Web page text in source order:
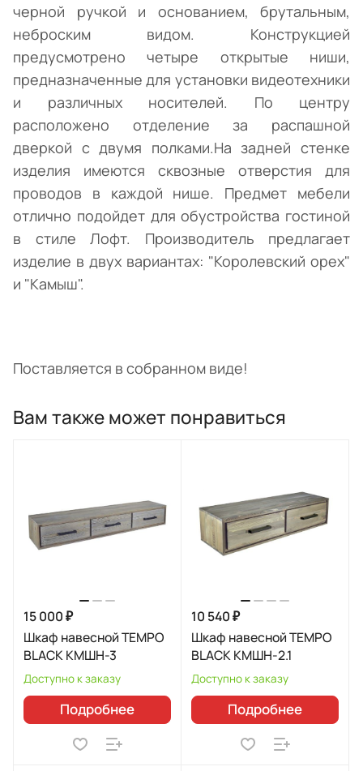
черной ручкой и основанием, брутальным,
неброским видом. Конструкцией
предусмотрено четыре открытые ниши,
предназначенные для установки видеотехники
и различных носителей. По центру
расположено отделение за распашной
дверкой с двумя полками.Назадней стенке
изделия имеются сквозные отверстия для
проводов в каждой нише. Предмет мебели
отлично подойдет для обустройства гостиной
в стиле Лофт. Производитель предлагает
изделие в двух вариантах: "Королевский орех"
и "Камыш".
Поставляется в собранном виде!
Вам также может понравиться
15 000 ₽
Шкаф навесной TEMPO
BLACK КМШН-3
Доступно к заказу
Подробнее
10 540 ₽
Шкаф навесной TEMPO
BLACK КМШН-2.1
Доступно к заказу
Подробнее